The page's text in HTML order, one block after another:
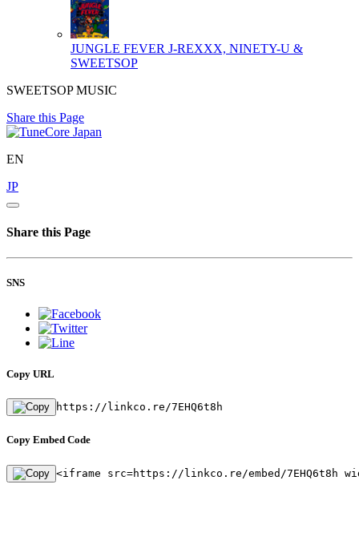
JUNGLE FEVER J-REXXX, NINETY-U &
SWEETSOP
SWEETSOP MUSIC
Share this Page
EN
JP
Share this Page
SNS
Copy URL
https://linkco.re/7EHQ6t8h
Copy Embed Code
<iframe src=https://linkco.re/embed/7EHQ6t8h